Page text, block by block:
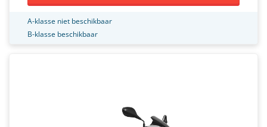
A-klasse niet beschikbaar
B-klasse beschikbaar